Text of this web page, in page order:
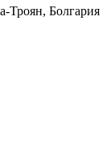
Троян, Болгария